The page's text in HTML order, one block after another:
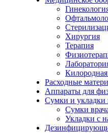
Хирургия
Терапия
Расходные
Аппараты для
Сумки и укладки
Сумки
Укладки с